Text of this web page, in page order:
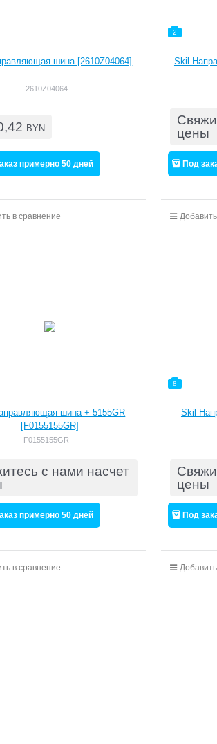
шина [2610Z04064]
2610Z04064
BYN
примерно 50 дней
в сравнение
2
Skil
цены
Под
шина + 5155GR
[F0155155GR]
F0155155GR
с нами насчет
примерно 50 дней
в сравнение
8
Skil
цены
Под